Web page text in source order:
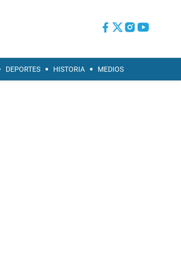
DEPORTES HISTORIA MEDIOS